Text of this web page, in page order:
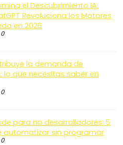
el Descubrimiento IA:
Revoluciona los Motores
en 2026
0
la demanda de
lo que necesitas saber en
0
para no desarrolladores: 5
automatizar sin programar
0